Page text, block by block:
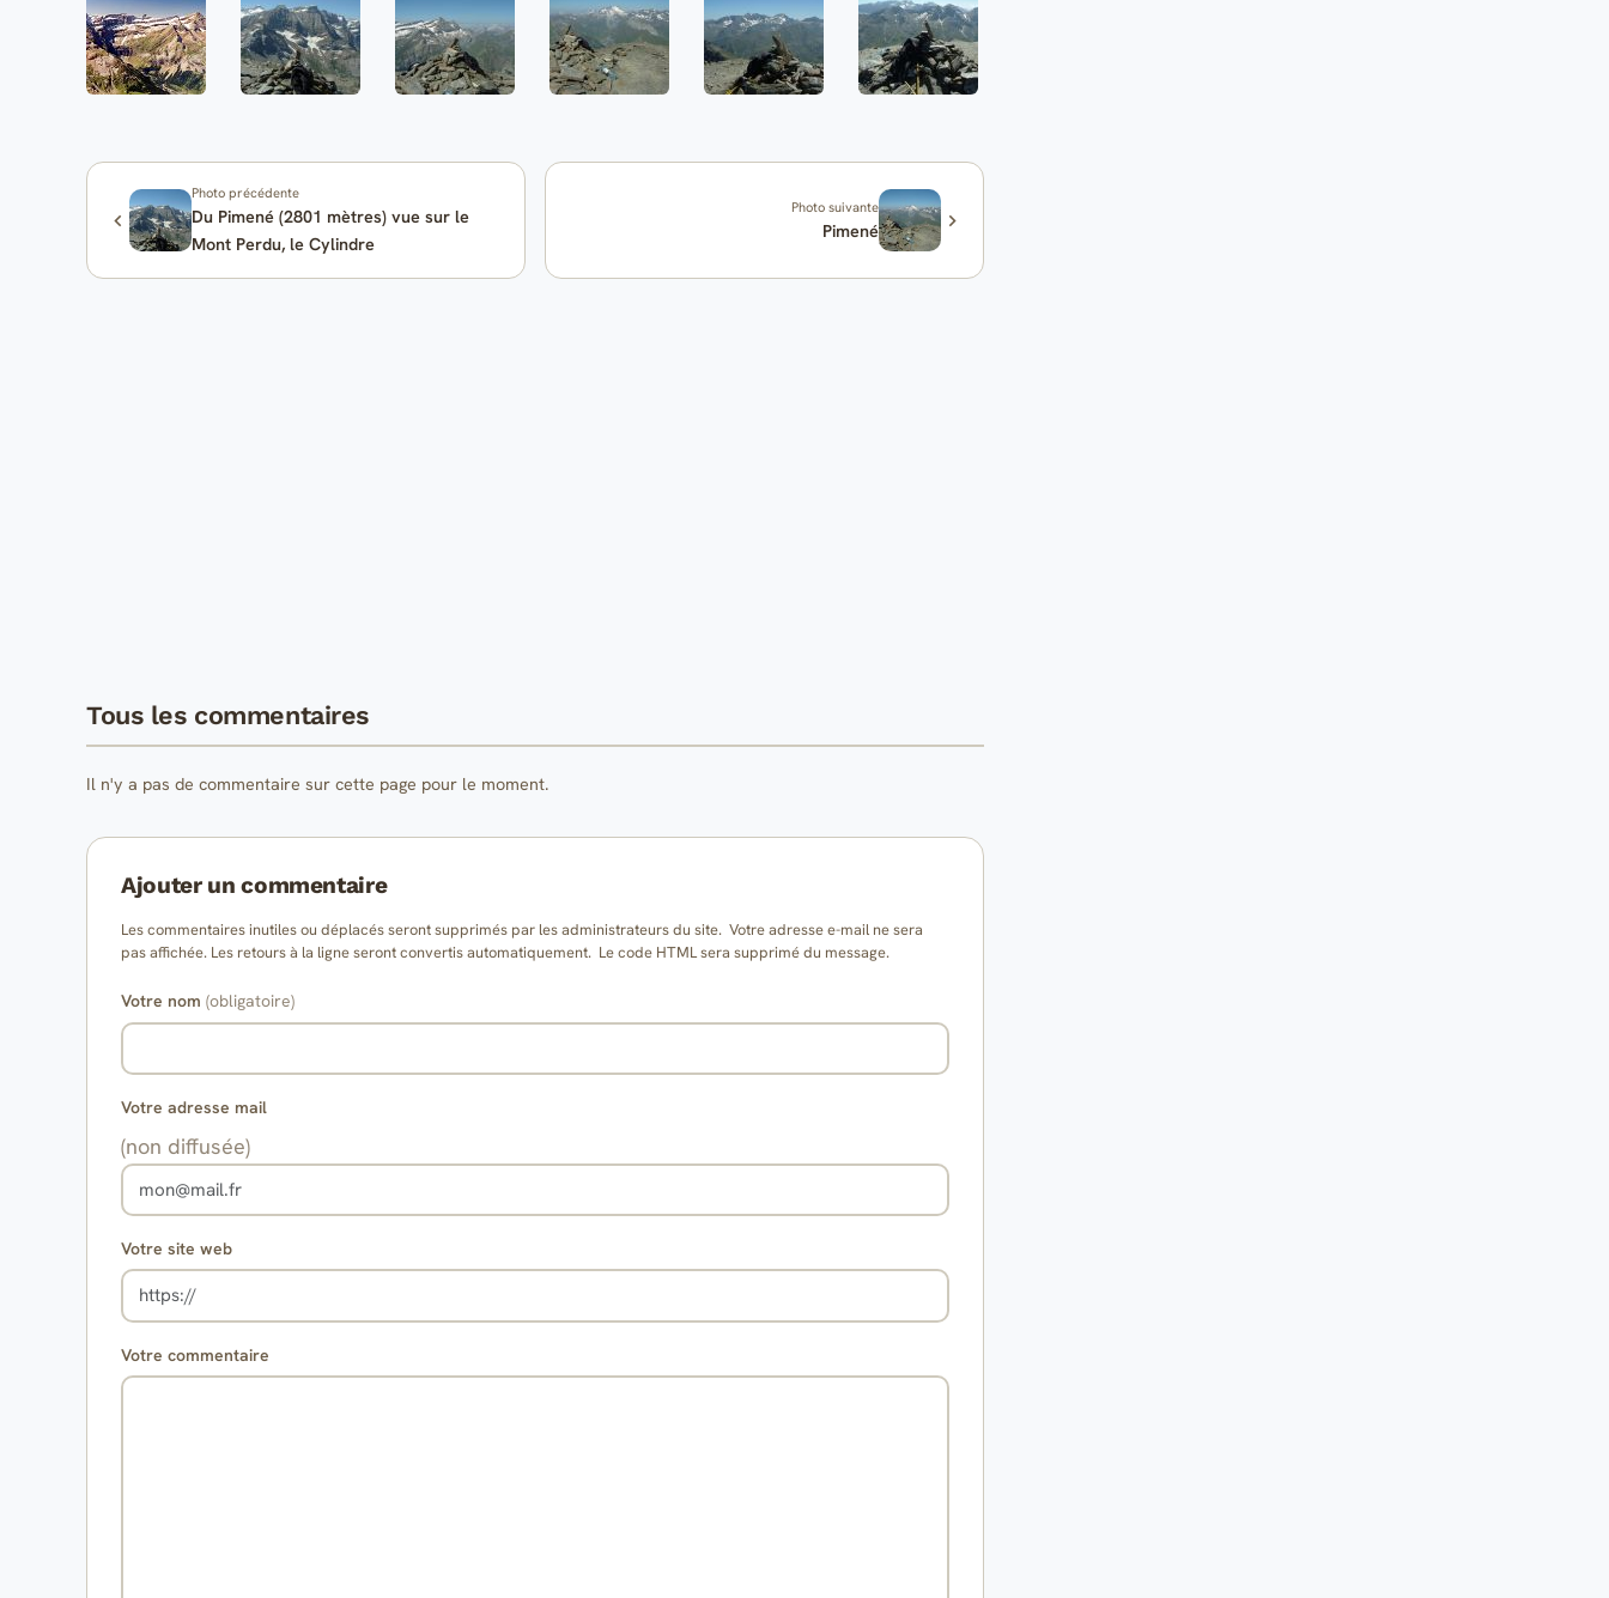
Photo précédente
Du Pimené (2801 mètres) vue sur le
Mont Perdu, le Cylindre
Photo suivante
Pimené
Tous les commentaires
Il n'y a pas de commentaire sur cette page pour le moment.
Ajouter un commentaire
Les commentaires inutiles ou déplacés seront supprimés par les administrateurs du site. Votre adresse e-mail ne sera
pas affichée. Les retours à la ligne seront convertis automatiquement. Le code HTML sera supprimé du message.
Votre nom (obligatoire)
Votre adresse mail
(non diffusée)
Votre site web
Votre commentaire